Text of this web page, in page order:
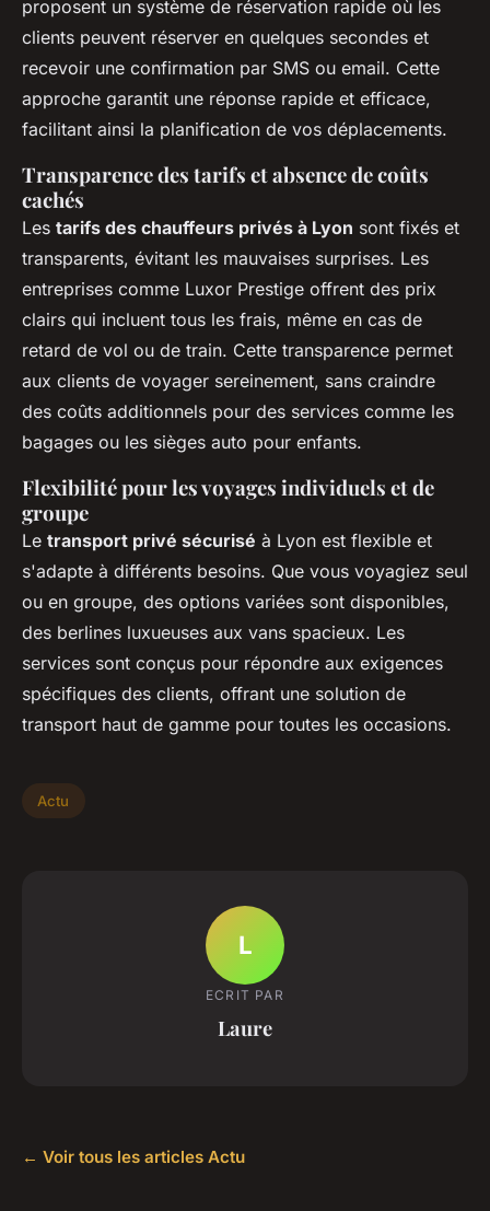
proposent un système de réservation rapide où les
clients peuvent réserver en quelques secondes et
recevoir une confirmation par SMS ou email. Cette
approche garantit une réponse rapide et efficace,
facilitant ainsi la planification de vos déplacements.
Transparence des tarifs et absence de coûts
cachés
Les tarifs des chauffeurs privés à Lyon sont fixés et
transparents, évitant les mauvaises surprises. Les
entreprises comme Luxor Prestige offrent des prix
clairs qui incluent tous les frais, même en cas de
retard de vol ou de train. Cette transparence permet
aux clients de voyager sereinement, sans craindre
des coûts additionnels pour des services comme les
bagages ou les sièges auto pour enfants.
Flexibilité pour les voyages individuels et de
groupe
Le transport privé sécurisé à Lyon est flexible et
s'adapte à différents besoins. Que vous voyagiez seul
ou en groupe, des options variées sont disponibles,
des berlines luxueuses aux vans spacieux. Les
services sont conçus pour répondre aux exigences
spécifiques des clients, offrant une solution de
transport haut de gamme pour toutes les occasions.
Actu
L
ECRIT PAR
Laure
← Voir tous les articles Actu